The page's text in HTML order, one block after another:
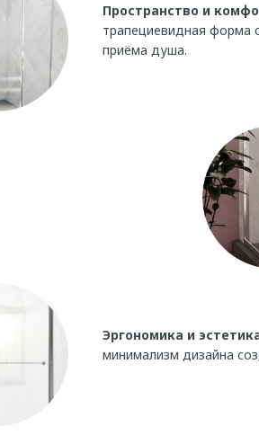
Пространство и
трапециевидная форма
приёма душа.
Эргономика и
минимализм дизайна